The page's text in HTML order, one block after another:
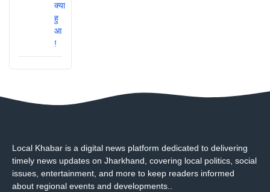
Local Khabar is a digital news platform dedicated to delivering
timely news updates on Jharkhand, covering local politics, social
issues, entertainment, and more to keep readers informed
about regional events and developments..